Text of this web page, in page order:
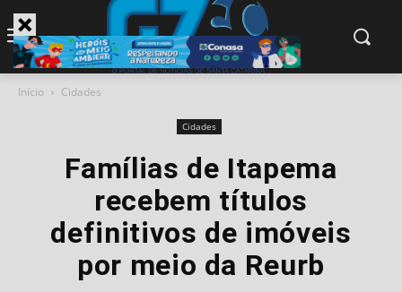
Início Cidades
Cidades
Famílias de Itapema
recebem títulos
definitivos de imóveis
por meio da Reurb
modal-check